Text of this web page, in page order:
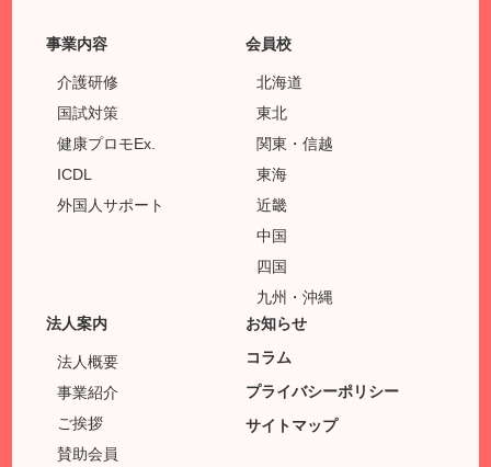
事業内容
介護研修
国試対策
健康プロモEx.
ICDL
外国人サポート
会員校
北海道
東北
関東・信越
東海
近畿
中国
四国
九州・沖縄
法人案内
法人概要
事業紹介
ご挨拶
賛助会員
お知らせ
コラム
プライバシーポリシー
サイトマップ